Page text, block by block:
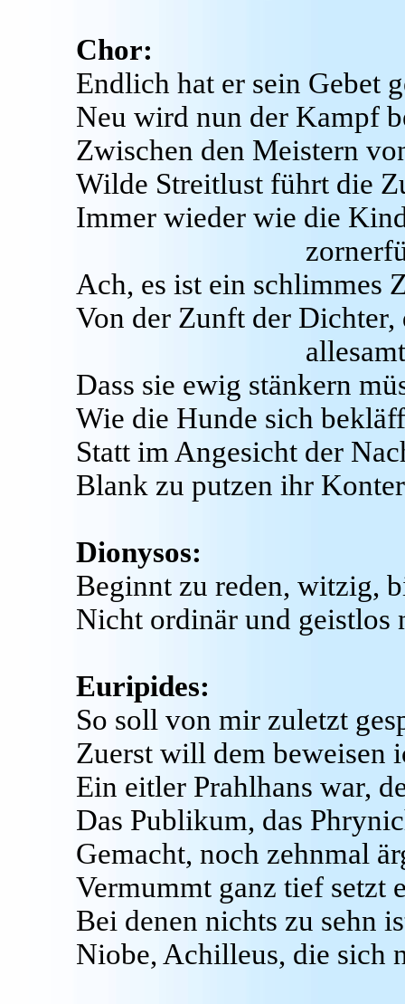
Chor:
Endlich hat er sein Gebet
Neu wird nun der Kampf
Zwischen den Meistern
Wilde Streitlust führt die
Immer wieder wie die
Ach, es ist ein schlimmes
Von der Zunft der
Dass sie ewig stänkern
Wie die Hunde sich
Statt im Angesicht der
Blank zu putzen ihr
Dionysos:
Beginnt zu reden, witzig,
Nicht ordinär und
Euripides:
So soll von mir zuletzt
Zuerst will dem beweisen
Ein eitler Prahlhans war,
Das Publikum, das
Gemacht, noch zehnmal
Vermummt ganz tief setzt
Bei denen nichts zu sehn
Niobe, Achilleus, die sich